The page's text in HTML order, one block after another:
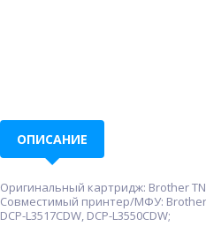
ОПИСАНИЕ
Оригинальный картридж: Brother
Совместимый принтер/МФУ: Brother
DCP-L3517CDW, DCP-L3550CDW;